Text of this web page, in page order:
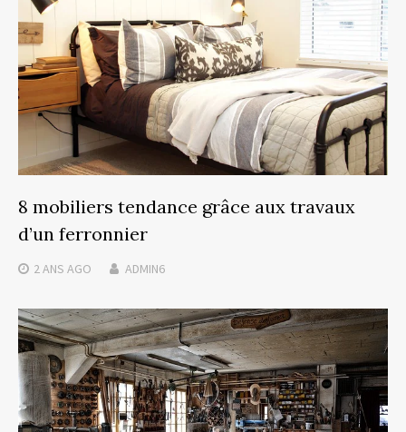
8 mobiliers tendance grâce aux travaux
d’un ferronnier
2 ANS AGO ADMIN6